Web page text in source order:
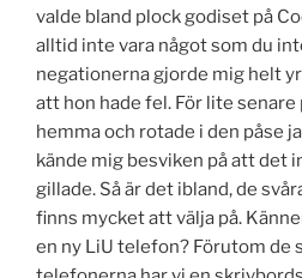
valde bland plock godiset på
alltid inte vara något som du
negationerna gjorde mig helt
att hon hade fel. För lite senare
hemma och rotade i den påse
kände mig besviken på att det
gillade. Så är det ibland, de
finns mycket att välja på.
en ny LiU telefon? Förutom de